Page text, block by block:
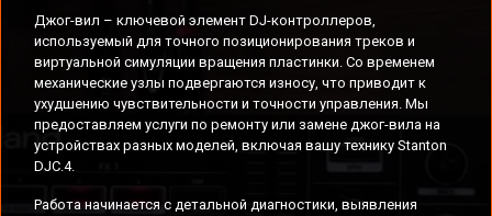
Джог-вил – ключевой элемент DJ-контроллеров,
используемый для точного позиционирования треков и
виртуальной симуляции вращения пластинки. Со временем
механические узлы подвергаются износу, что приводит к
ухудшению чувствительности и точности управления. Мы
предоставляем услуги по ремонту или замене джог-вила на
устройствах разных моделей, включая вашу технику Stanton
DJC.4.
Работа начинается с детальной диагностики, выявления